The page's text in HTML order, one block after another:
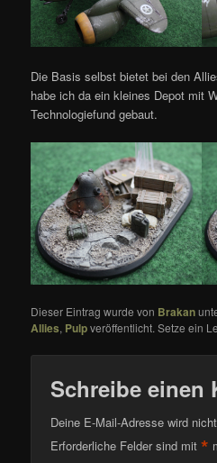
Die Basis selbst bietet bei den
habe ich da ein kleines Depot mit
Technologiefund gebaut.
Dieser Eintrag wurde von Brakan
Allies, Pulpveröffentlicht. Setze ein
Schreibe einen
Deine E-Mail-Adresse wird
Erforderliche Felder sind mit*